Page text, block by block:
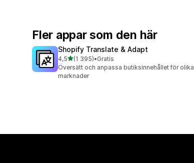
Fler appar som den här
Shopify Translate & Adapt
4,5av 5 stjärnor
(1 395)
1395 recensioner totalt
•Gratis
Översätt och anpassa butiksinnehållet för olika
marknader